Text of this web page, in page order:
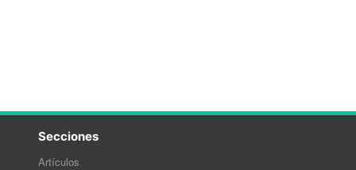
Secciones
Artículos